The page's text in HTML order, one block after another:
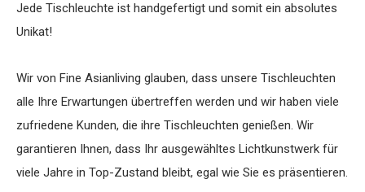
Jede Tischleuchte ist handgefertigt und somit ein absolutes
Unikat!
Wir von Fine Asianliving glauben, dass unsere Tischleuchten
alle Ihre Erwartungen übertreffen werden und wir haben viele
zufriedene Kunden, die ihre Tischleuchten genießen. Wir
garantieren Ihnen, dass Ihr ausgewähltes Lichtkunstwerk für
viele Jahre in Top-Zustand bleibt, egal wie Sie es präsentieren.